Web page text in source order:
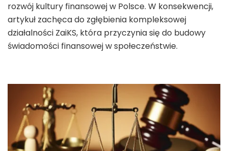
rozwój kultury finansowej w Polsce. W konsekwencji,
artykuł zachęca do zgłębienia kompleksowej
działalności ZaiKS, która przyczynia się do budowy
świadomości finansowej w społeczeństwie.